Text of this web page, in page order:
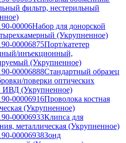
фильтр, нестерильный
00006Набор для донорской
(Укрупненное)
00006875Порт/катетер
инъекционный,
(Укрупненное)
00006888Стандартный образец
поверки оптических
ИВД (Укрупненное)
00006916Проволока костная
(Укрупненное)
00006933Клипса для
металлическая (Укрупненное)
00006938Зонд